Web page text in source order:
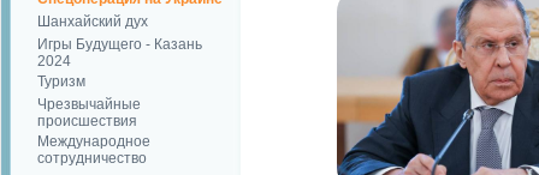
Шанхайский дух
Игры Будущего - Казань
2024
Туризм
Чрезвычайные
происшествия
Международное
сотрудничество